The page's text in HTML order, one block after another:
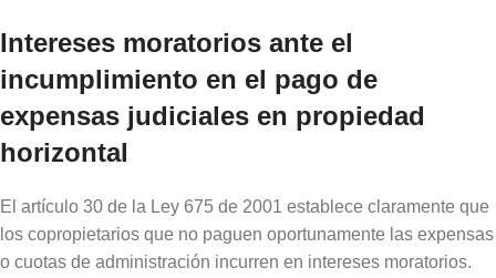
Intereses moratorios ante el
incumplimiento en el pago de
expensas judiciales en propiedad
horizontal
El artículo 30 de la Ley 675 de 2001 establece claramente que
los copropietarios que no paguen oportunamente las expensas
o cuotas de administración incurren en intereses moratorios.